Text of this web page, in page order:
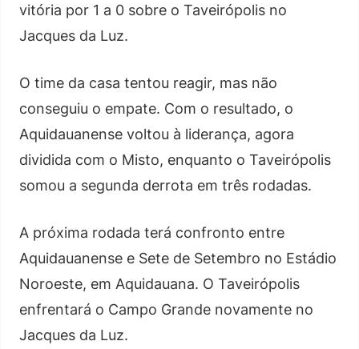
vitória por 1 a 0 sobre o Taveirópolis no
Jacques da Luz.
O time da casa tentou reagir, mas não
conseguiu o empate. Com o resultado, o
Aquidauanense voltou à liderança, agora
dividida com o Misto, enquanto o Taveirópolis
somou a segunda derrota em três rodadas.
A próxima rodada terá confronto entre
Aquidauanense e Sete de Setembro no Estádio
Noroeste, em Aquidauana. O Taveirópolis
enfrentará o Campo Grande novamente no
Jacques da Luz.